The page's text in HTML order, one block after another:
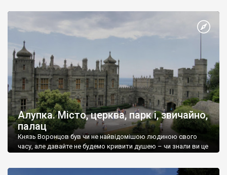
Алупка. Місто, церква, парк і, звичайно,
палац
Князь Воронцов був чи не найвідомішою людиною свого
часу, але давайте не будемо кривити душею – чи знали ви це